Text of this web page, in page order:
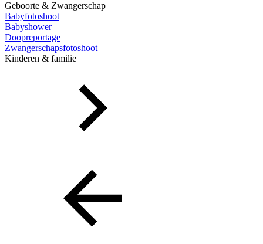
Geboorte & Zwangerschap
Babyfotoshoot
Babyshower
Doopreportage
Zwangerschapsfotoshoot
Kinderen & familie